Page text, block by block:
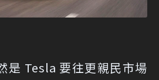
是 Tesla 要往更親民市場